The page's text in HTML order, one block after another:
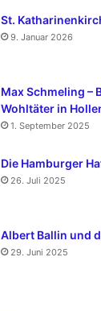
St.
9. Januar 2026
Max Schmeling –
Wohltäter in
1. September 2025
Die Hamburger
26. Juli 2025
Albert Ballin und
29. Juni 2025